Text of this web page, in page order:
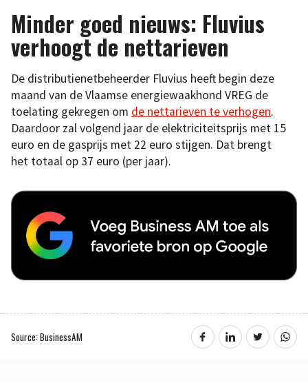
Minder goed nieuws: Fluvius
verhoogt de nettarieven
De distributienetbeheerder Fluvius heeft begin deze
maand van de Vlaamse energiewaakhond VREG de
toelating gekregen om de nettarieven te verhogen.
Daardoor zal volgend jaar de elektriciteitsprijs met 15
euro en de gasprijs met 22 euro stijgen. Dat brengt
het totaal op 37 euro (per jaar).
Source: BusinessAM